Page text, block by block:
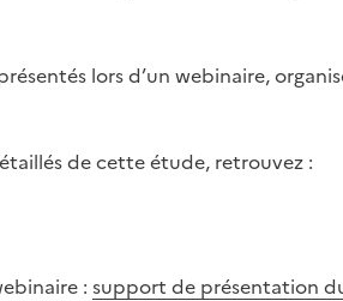
lors d’un webinaire,
de cette étude, retrouvez :
: support de présentation